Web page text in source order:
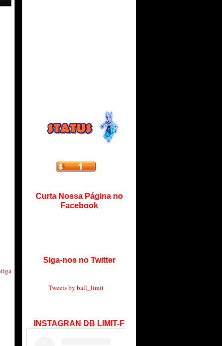
Curta Nossa Página no
Facebook
Siga-nos no Twitter
Tweets by ball_limit
INSTAGRAN DB LIMIT-F